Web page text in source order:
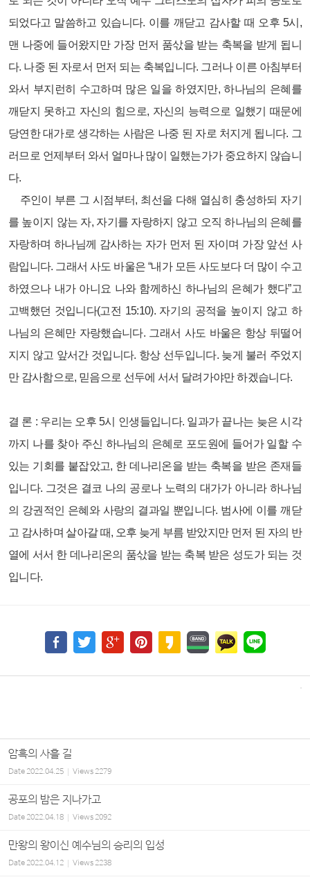
되었다고 말씀하고 있습니다. 이를 깨닫고 감사할 때 오후 5시,
맨 나중에 들어왔지만 가장 먼저 품삯을 받는 축복을 받게 됩니
다. 나중 된 자로서 먼저 되는 축복입니다. 그러나 이른 아침부터
와서 부지런히 수고하며 많은 일을 하였지만, 하나님의 은혜를
깨닫지 못하고 자신의 힘으로, 자신의 능력으로 일했기 때문에
당연한 대가로 생각하는 사람은 나중 된 자로 처지게 됩니다. 그
러므로 언제부터 와서 얼마나 많이 일했는가가 중요하지 않습니
다.
주인이 부른 그 시점부터, 최선을 다해 열심히 충성하되 자기
를 높이지 않는 자, 자기를 자랑하지 않고 오직 하나님의 은혜를
자랑하며 하나님께 감사하는 자가 먼저 된 자이며 가장 앞선 사
람입니다. 그래서 사도 바울은 “내가 모든 사도보다 더 많이 수고
하였으나 내가 아니요 나와 함께하신 하나님의 은혜가 했다”고
고백했던 것입니다(고전 15:10). 자기의 공적을 높이지 않고 하
나님의 은혜만 자랑했습니다. 그래서 사도 바울은 항상 뒤떨어
지지 않고 앞서간 것입니다. 항상 선두입니다. 늦게 불러 주었지
만 감사함으로, 믿음으로 선두에 서서 달려가야만 하겠습니다.
결 론 : 우리는 오후 5시 인생들입니다. 일과가 끝나는 늦은 시각
까지 나를 찾아 주신 하나님의 은혜로 포도원에 들어가 일할 수
있는 기회를 붙잡았고, 한 데나리온을 받는 축복을 받은 존재들
입니다. 그것은 결코 나의 공로나 노력의 대가가 아니라 하나님
의 강권적인 은혜와 사랑의 결과일 뿐입니다. 범사에 이를 깨닫
고 감사하며 살아갈 때, 오후 늦게 부름 받았지만 먼저 된 자의 반
열에 서서 한 데나리온의 품삯을 받는 축복 받은 성도가 되는 것
입니다.
암흑의 사흘 길
Date2022.04.25 Views2279
공포의 밤은 지나가고
Date2022.04.18 Views2092
만왕의 왕이신 예수님의 승리의 입성
Date2022.04.12 Views2238